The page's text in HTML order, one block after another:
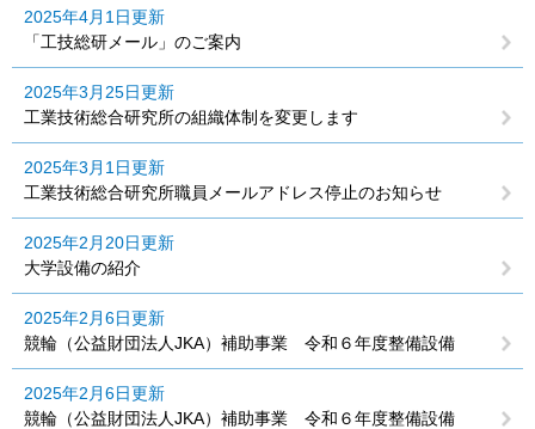
2025年4月1日更新
「工技総研メール」のご案内
2025年3月25日更新
工業技術総合研究所の組織体制を変更します
2025年3月1日更新
工業技術総合研究所職員メールアドレス停止のお知らせ
2025年2月20日更新
大学設備の紹介
2025年2月6日更新
競輪（公益財団法人JKA）補助事業 令和６年度整備設備
2025年2月6日更新
競輪（公益財団法人JKA）補助事業 令和６年度整備設備